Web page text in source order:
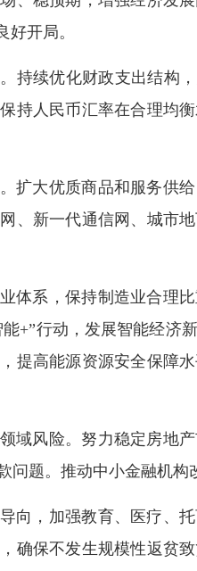
好开局。
持续优化财政支出结构
持人民币汇率在合理均
扩大优质商品和服务供
、新一代通信网、城市
体系，保持制造业合理
+”行动，发展智能经济
提高能源资源安全保障
域风险。努力稳定房地
题。推动中小金融机构
向，加强教育、医疗、
确保不发生规模性返贫